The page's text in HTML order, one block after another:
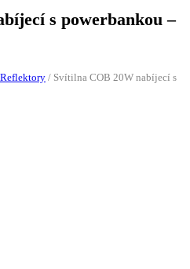
s powerbankou –
Reflektory / Svítilna COB 20W nabíjecí s